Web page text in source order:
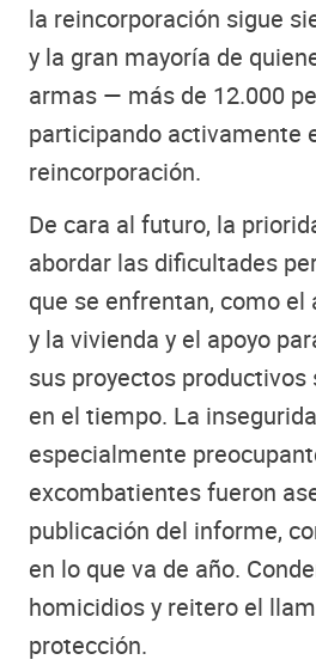
la reincorporación sigue
y la gran mayoría de
armas — más de 12.000
participando activamente
reincorporación.
De cara al futuro, la
abordar las dificultades
que se enfrentan, como el
y la vivienda y el apoyo
sus proyectos
en el tiempo. La
especialmente
excombatientes fueron
publicación del informe,
en lo que va de año.
homicidios y reitero el
protección.